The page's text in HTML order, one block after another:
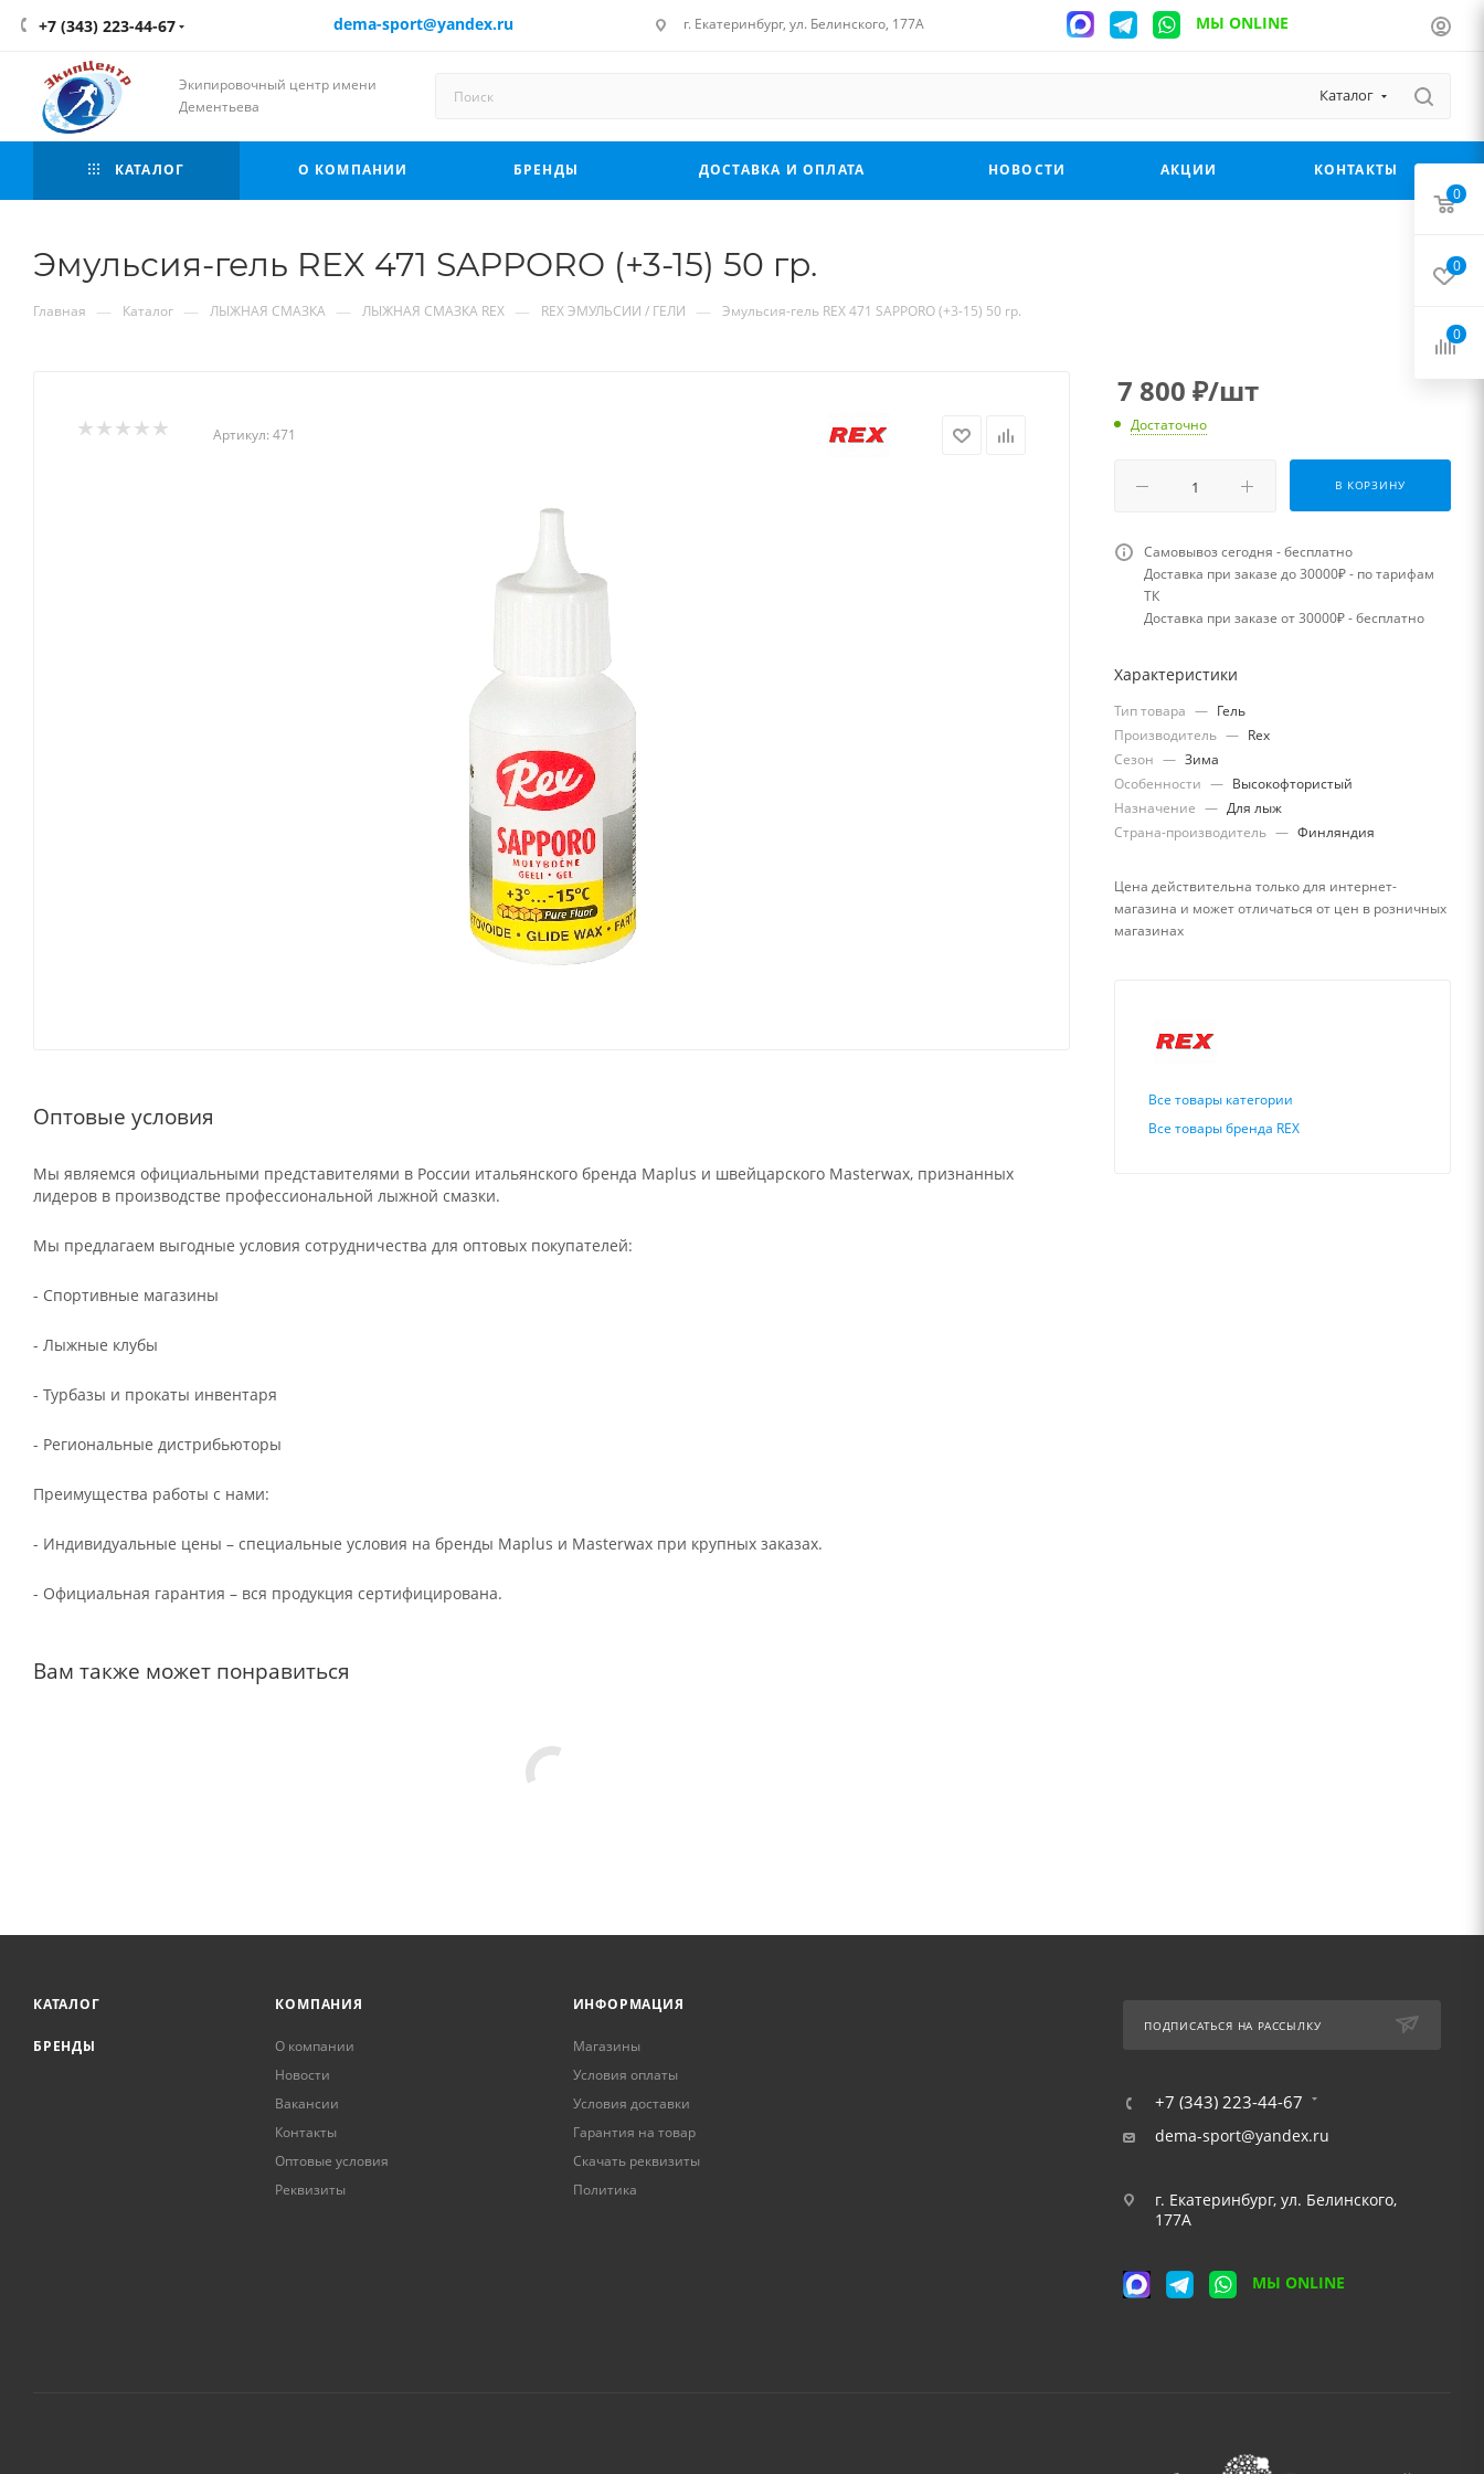
+7 (343) 223-44-67 dema-sport@yandex.ru г. Екатеринбург, ул. Белинского, 177А МЫ ONLINE
Экипировочный центр имени
Дементьева
Каталог
КАТАЛОГ О КОМПАНИИ БРЕНДЫ ДОСТАВКА И ОПЛАТА НОВОСТИ АКЦИИ КОНТАКТЫ
Эмульсия-гель REX 471 SAPPORO (+3-15) 50 гр.
Главная — Каталог — ЛЫЖНАЯ СМАЗКА — ЛЫЖНАЯ СМАЗКА REX — REX ЭМУЛЬСИИ / ГЕЛИ — Эмульсия-гель REX 471 SAPPORO (+3-15) 50 гр.
Артикул: 471
Оптовые условия
Мы являемся официальными представителями в России итальянского бренда Maplus и швейцарского Masterwax, признанных
лидеров в производстве профессиональной лыжной смазки.
Мы предлагаем выгодные условия сотрудничества для оптовых покупателей:
- Спортивные магазины
- Лыжные клубы
- Турбазы и прокаты инвентаря
- Региональные дистрибьюторы
Преимущества работы с нами:
- Индивидуальные цены – специальные условия на бренды Maplus и Masterwax при крупных заказах.
- Официальная гарантия – вся продукция сертифицирована.
Вам также может понравиться
7 800 ₽/шт
Достаточно
В КОРЗИНУ
Самовывоз сегодня - бесплатно
Доставка при заказе до 30000₽ - по тарифам
ТК
Доставка при заказе от 30000₽ - бесплатно
Характеристики
Тип товара — Гель
Производитель — Rex
Сезон — Зима
Особенности — Высокофтористый
Назначение — Для лыж
Страна-производитель — Финляндия
Цена действительна только для интернет-
магазина и может отличаться от цен в розничных
магазинах
Все товары категории
Все товары бренда REX
КАТАЛОГ
БРЕНДЫ
КОМПАНИЯ
О компании
Новости
Вакансии
Контакты
Оптовые условия
Реквизиты
ИНФОРМАЦИЯ
Магазины
Условия оплаты
Условия доставки
Гарантия на товар
Скачать реквизиты
Политика
ПОДПИСАТЬСЯ НА РАССЫЛКУ
+7 (343) 223-44-67
dema-sport@yandex.ru
г. Екатеринбург, ул. Белинского,
177А
МЫ ONLINE
0
0
0